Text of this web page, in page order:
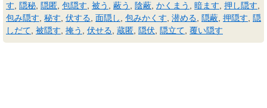
す
隠秘 隠匿 包隠す 被う 蔽う 陰蔽 かくまう 暗ます 押し隠す
包み隠す 秘す 伏する 面隠し 包みかくす 潜める 隠蔽 押隠す
隠
しだて 被隠す 掩う 伏せる 蔵匿 隠伏 隠立て 覆い隠す